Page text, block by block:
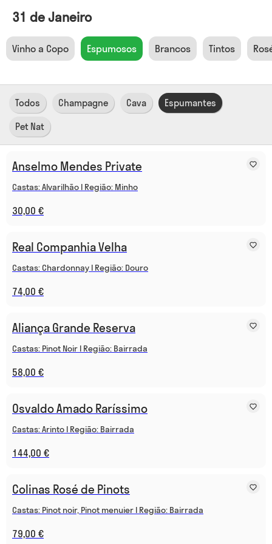
31 de Janeiro
Vinho a Copo Espumosos Brancos Tintos
Todos Champagne Cava Espumantes
Pet Nat
Anselmo Mendes Private
Castas: Alvarilhão I Região: Minho
30,00 €
Real Companhia Velha
Castas: Chardonnay I Região: Douro
74,00 €
Aliança Grande Reserva
Castas: Pinot Noir I Região: Bairrada
58,00 €
Osvaldo Amado Raríssimo
Castas: Arinto I Região: Bairrada
144,00 €
Colinas Rosé de Pinots
Castas: Pinot noir, Pinot menuier I Região: Bairrada
79,00 €